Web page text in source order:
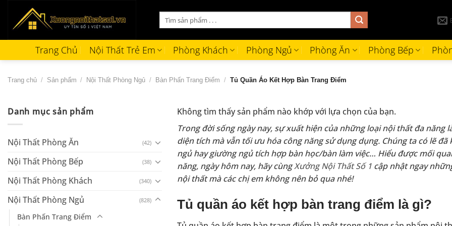
Tìm
kiếm:
Trang Chủ Nội Thất Trẻ Em Phòng Khách Phòng Ngủ Phòng Ăn Phòng Bếp
Trang chủ / Sản phẩm / Nội Thất Phòng Ngủ / Bàn Phấn Trang Điểm / Tủ Quần Áo Kết Hợp Bàn Trang Điểm
Danh mục sản phẩm
Nội Thất Phòng Ăn (42)
Nội Thất Phòng Bếp (38)
Nội Thất Phòng Khách (340)
Nội Thất Phòng Ngủ (828)
Bàn Phấn Trang Điểm
Không tìm thấy sản phẩm nào khớp với lựa chọn của bạn.
Trong đời sống ngày nay, sự xuất hiện của những loại nội thất đa
diện tích mà vẫn tối ưu hóa công năng sử dụng dụng. Chúng ta có lẽ
ngủ hay giường ngủ tích hợp bàn học/bàn làm việc… Hiểu được mối
năng, ngày hôm nay, hãy cùngXưởng Nội Thất Số 1 cập nhật ngay
nội thất mà các chị em không nên bỏ qua nhé!
Tủ quần áo kết hợp bàn trang điểm là gì?